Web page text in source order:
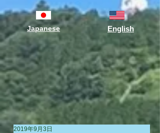
Japanese English
2019年9月3日